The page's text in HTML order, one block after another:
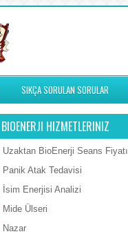
SIKÇA SORULAN SORULAR
BIOENERJI HIZMETLERINIZ
Uzaktan BioEnerji Seans Fiyatı
Panik Atak Tedavisi
İsim Enerjisi Analizi
Mide Ülseri
Nazar